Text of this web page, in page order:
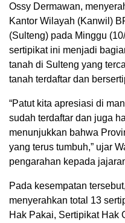
Ossy Dermawan,
Kantor Wilayah (Kanwil)
(Sulteng) pada Minggu
sertipikat ini menjadi
tanah di Sulteng yang
tanah terdaftar dan
“Patut kita apresiasi di
sudah terdaftar dan juga
menunjukkan bahwa
yang terus tumbuh,” ujar
pengarahan kepada
Pada kesempatan
menyerahkan total 13
Hak Pakai, Sertipikat Hak